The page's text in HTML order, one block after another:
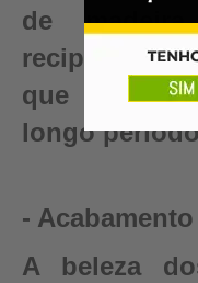
de
recipientes
que
longo
- Acabamento
A beleza